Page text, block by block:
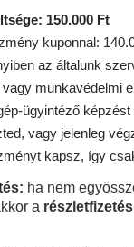
150.000 Ft
kuponnal:
az általunk
vagy munkavédelmi
ügyintéző
vagy jelenleg
kapsz, így
ha nem
a részletfizetés